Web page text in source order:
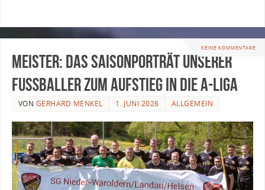
KEINE KOMMENTARE
Meister: Das Saisonporträt unserer
Fußballer zum Aufstieg in die A-Liga
VON GERHARD MENKEL 1. JUNI 2026 ALLGEMEIN